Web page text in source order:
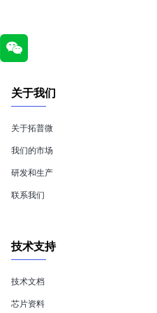
关于我们
关于拓普微
我们的市场
研发和生产
联系我们
技术支持
技术文档
芯片资料